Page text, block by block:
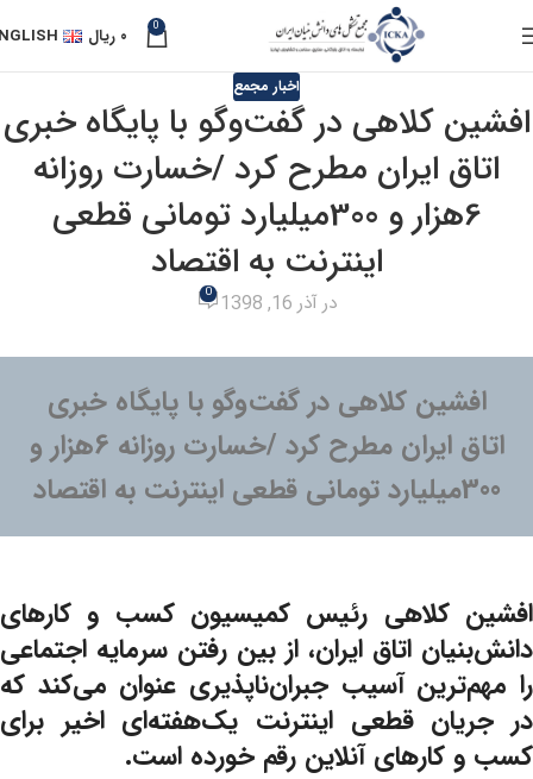
0 ۰ ریال
اخبار مجمع
افشین کلاهی در گفت‌وگو با پایگاه خبری
اتاق ایران مطرح کرد /خسارت روزانه
6هزار و 300میلیارد تومانی قطعی
اینترنت به اقتصاد
در آذر 16, 1398 0
افشین کلاهی در گفت‌وگو با پایگاه خبری
اتاق ایران مطرح کرد /خسارت روزانه 6هزار و
300میلیارد تومانی قطعی اینترنت به اقتصاد
افشین کلاهی رئیس کمیسیون کسب و کارهای
دانش‌بنیان اتاق ایران، از بین رفتن سرمایه اجتماعی
را مهم‌ترین آسیب جبران‌ناپذیری عنوان می‌کند که
در جریان قطعی اینترنت یک‌هفته‌ای اخیر برای
کسب و کارهای آنلاین رقم خورده است.